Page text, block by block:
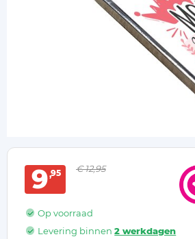
9 95 € 12,95
Op voorraad
Levering binnen2 werkdagen